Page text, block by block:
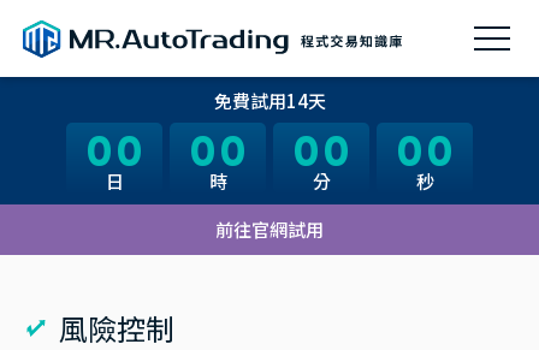
00
日 00
時 00
分 00
秒
前往官網試用
免費試用14天
00
日 00
時 00
分 00
秒
風險控制